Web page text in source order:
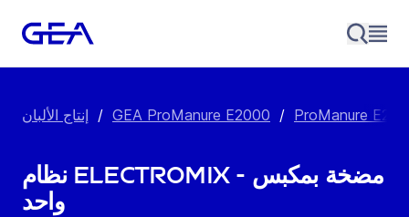
إنتاج الألبان / GEA ProManure E2000 /
نظام Electromix - مضخة بمكبس
واحد